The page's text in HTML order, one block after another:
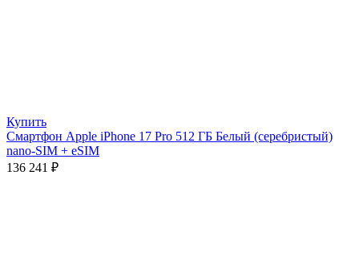
Купить
Смартфон Apple iPhone 17 Pro 512 ГБ Белый (серебристый)
nano-SIM + eSIM
136 241 ₽